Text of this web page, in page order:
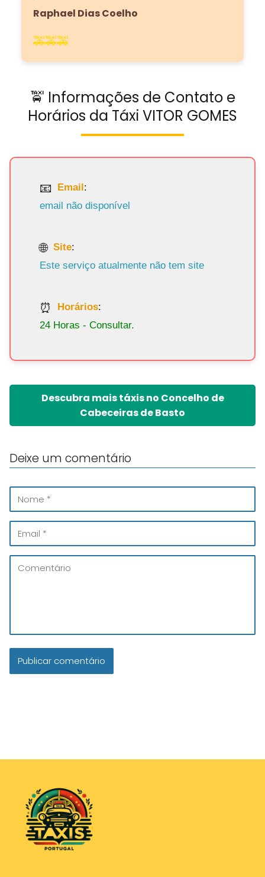
Raphael Dias Coelho
🚕🚕🚕
🚖 Informações de Contato e
Horários da Táxi VITOR GOMES
Email:
email não disponível
Site:
Este serviço atualmente não tem site
Horários:
24 Horas - Consultar.
Descubra mais táxis no Concelho de
Cabeceiras de Basto
Deixe um comentário